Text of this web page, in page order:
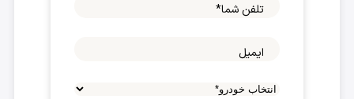
تلفن شما*
ایمیل